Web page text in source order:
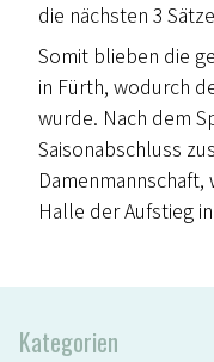
die nächsten 3
Somit blieben die
in Fürth, wodurch
wurde. Nach dem
Saisonabschluss
Damenmannschaft,
Halle der Aufstieg
Kategorien